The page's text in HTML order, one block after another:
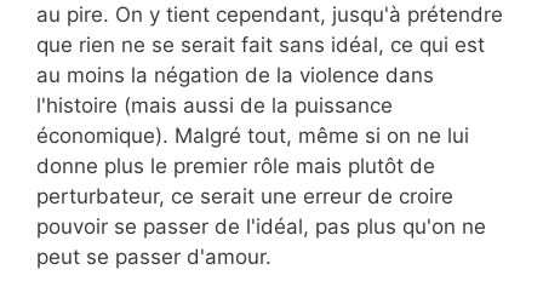
au pire. On y tient cependant, jusqu'à prétendre
que rien ne se serait fait sans idéal, ce qui est
au moins la négation de la violence dans
l'histoire (mais aussi de la puissance
économique). Malgré tout, même si on ne lui
donne plus le premier rôle mais plutôt de
perturbateur, ce serait une erreur de croire
pouvoir se passer de l'idéal, pas plus qu'on ne
peut se passer d'amour.